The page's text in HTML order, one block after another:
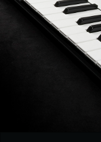
Características
Eventos